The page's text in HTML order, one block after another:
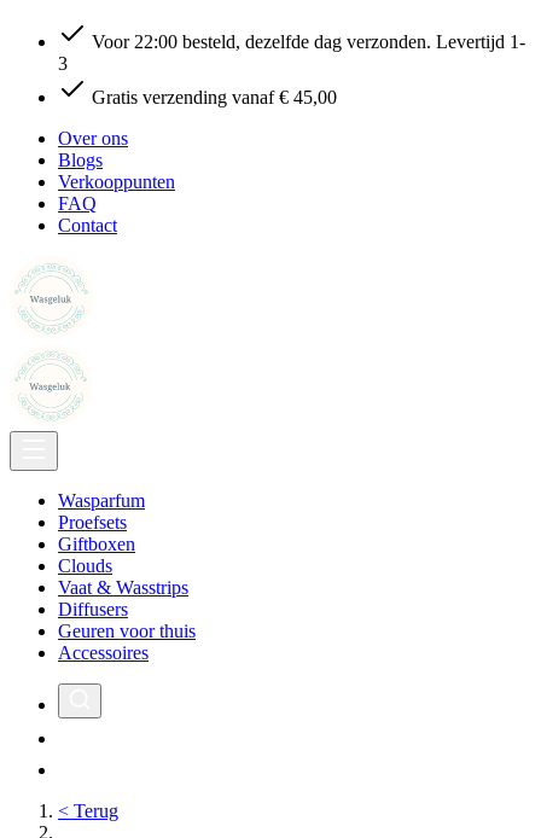
Voor 22:00 besteld, dezelfde dag verzonden. Levertijd 1-
3
Gratis verzending vanaf € 45,00
Over ons
Blogs
Verkooppunten
FAQ
Contact
Wasparfum
Proefsets
Giftboxen
Clouds
Vaat & Wasstrips
Diffusers
Geuren voor thuis
Accessoires
< Terug